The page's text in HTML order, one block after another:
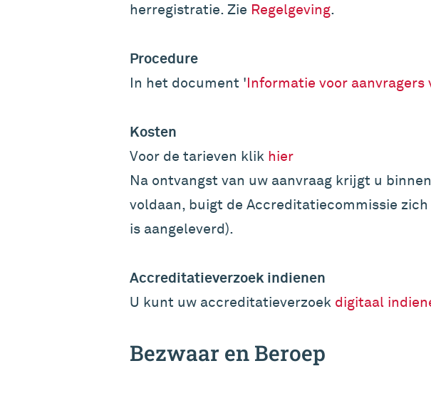
herregistratie. Zie Regelgeving.
Procedure
In het document 'Informatie voor aanvragers
Kosten
Voor de tarieven klik hier
Na ontvangst van uw aanvraag krijgt u
voldaan, buigt de Accreditatiecommissie
is aangeleverd).
Accreditatieverzoek indienen
U kunt uw accreditatieverzoek digitaal
Bezwaar en Beroep